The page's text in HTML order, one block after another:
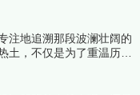
注地追溯那段波澜壮阔的
土，不仅是为了重温历